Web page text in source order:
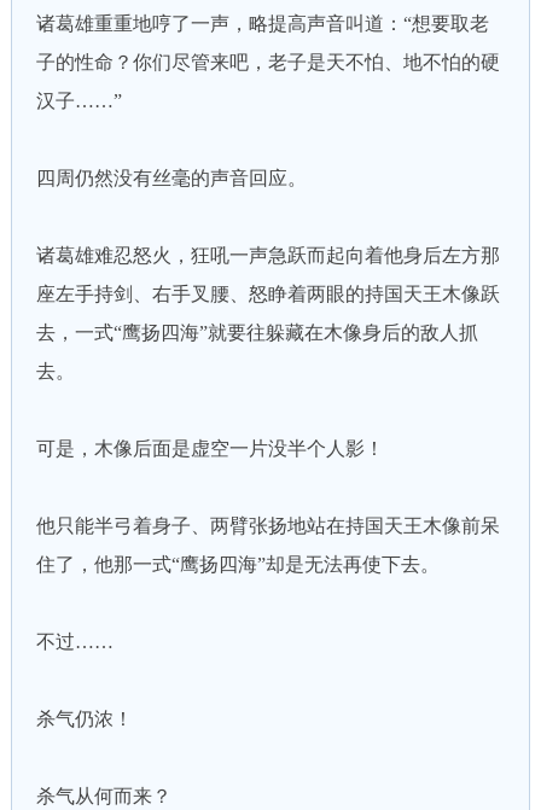
诸葛雄重重地哼了一声，略提高声音叫道：“想要取老
子的性命？你们尽管来吧，老子是天不怕、地不怕的硬
汉子……”
四周仍然没有丝毫的声音回应。
诸葛雄难忍怒火，狂吼一声急跃而起向着他身后左方那
座左手持剑、右手叉腰、怒睁着两眼的持国天王木像跃
去，一式“鹰扬四海”就要往躲藏在木像身后的敌人抓
去。
可是，木像后面是虚空一片没半个人影！
他只能半弓着身子、两臂张扬地站在持国天王木像前呆
住了，他那一式“鹰扬四海”却是无法再使下去。
不过……
杀气仍浓！
杀气从何而来？